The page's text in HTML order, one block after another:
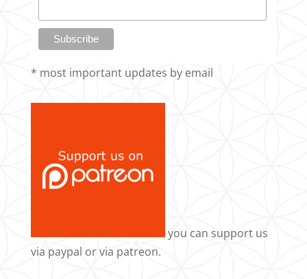
* most important updates by email
you can support us
via paypal or via patreon.